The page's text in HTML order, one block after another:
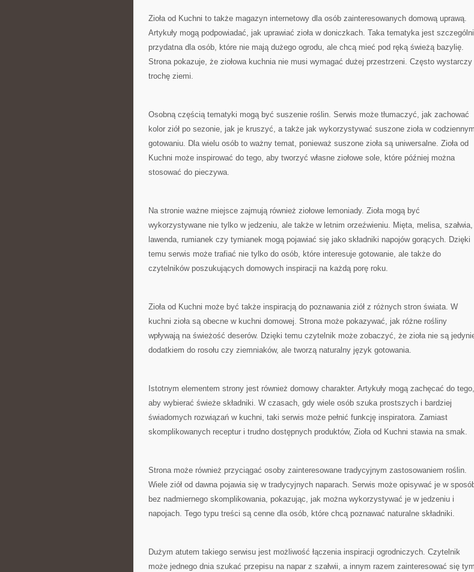
Zioła od Kuchni to także magazyn internetowy dla osób zainteresowanych domową uprawą.
Artykuły mogą podpowiadać, jak uprawiać zioła w doniczkach. Taka tematyka jest
przydatna dla osób, które nie mają dużego ogrodu, ale chcą mieć pod ręką świeżą bazylię.
Strona pokazuje, że ziołowa kuchnia nie musi wymagać dużej przestrzeni. Często wystarczy
trochę ziemi.
Osobną częścią tematyki mogą być suszenie roślin. Serwis może tłumaczyć, jak zachować
kolor ziół po sezonie, jak je kruszyć, a także jak wykorzystywać suszone zioła w codziennym
gotowaniu. Dla wielu osób to ważny temat, ponieważ suszone zioła są uniwersalne. Zioła od
Kuchni może inspirować do tego, aby tworzyć własne ziołowe sole, które później można
stosować do pieczywa.
Na stronie ważne miejsce zajmują również ziołowe lemoniady. Zioła mogą być
wykorzystywane nie tylko w jedzeniu, ale także w letnim orzeźwieniu. Mięta, melisa, szałwia,
lawenda, rumianek czy tymianek mogą pojawiać się jako składniki napojów gorących. Dzięki
temu serwis może trafiać nie tylko do osób, które interesuje gotowanie, ale także do
czytelników poszukujących domowych inspiracji na każdą porę roku.
Zioła od Kuchni może być także inspiracją do poznawania ziół z różnych stron świata. W
kuchni zioła są obecne w kuchni domowej. Strona może pokazywać, jak różne rośliny
wpływają na świeżość deserów. Dzięki temu czytelnik może zobaczyć, że zioła nie są
dodatkiem do rosołu czy ziemniaków, ale tworzą naturalny język gotowania.
Istotnym elementem strony jest również domowy charakter. Artykuły mogą zachęcać do tego,
aby wybierać świeże składniki. W czasach, gdy wiele osób szuka prostszych i bardziej
świadomych rozwiązań w kuchni, taki serwis może pełnić funkcję inspiratora. Zamiast
skomplikowanych receptur i trudno dostępnych produktów, Zioła od Kuchni stawia na smak.
Strona może również przyciągać osoby zainteresowane tradycyjnym zastosowaniem roślin.
Wiele ziół od dawna pojawia się w tradycyjnych naparach. Serwis może opisywać je w
bez nadmiernego skomplikowania, pokazując, jak można wykorzystywać je w jedzeniu i
napojach. Tego typu treści są cenne dla osób, które chcą poznawać naturalne składniki.
Dużym atutem takiego serwisu jest możliwość łączenia inspiracji ogrodniczych. Czytelnik
może jednego dnia szukać przepisu na napar z szałwii, a innym razem zainteresować się